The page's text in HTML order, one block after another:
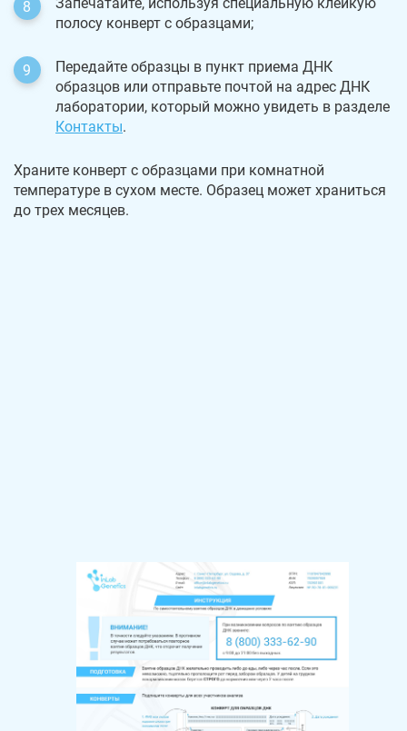
полосу конверт с образцами;
Передайте образцы в пункт приема ДНК
образцов или отправьте почтой на адрес ДНК
лаборатории, который можно увидеть в разделе
Контакты.
Храните конверт с образцами при комнатной
температуре в сухом месте. Образец может храниться
до трех месяцев.